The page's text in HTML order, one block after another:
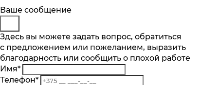
Описание
Отзывы
Основные характеристики
Максимальная загрузка белья, кг
8
Будьте в курсе
Подпишитесь на последние обновления
и узнавайте о новинках и специальных
предложениях первыми
Подписаться
Заказ обратного звонка
Представьтесь
Телефон*
Комментарий
Ваше сообщение
Здесь вы можете задать вопрос, обратиться
с предложением или пожеланием, выразить
благодарность или сообщить о плохой работе
Имя*
Телефон*